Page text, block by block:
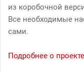
из коробочной
Все необходимые
сами.
Подробнее о проекте